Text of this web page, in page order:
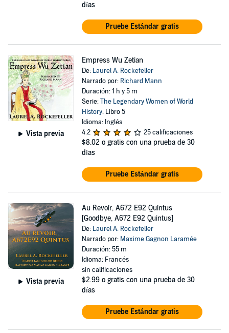
días
Pruebe Estándar gratis
Vista previa
Empress Wu Zetian
De: Laurel A. Rockefeller
Narrado por: Richard Mann
Duración: 1 h y 5 m
Serie:The Legendary Women of World
History, Libro 5
Idioma: Inglés
4.2
25 calificaciones
$8.02 o gratis con una prueba de 30
días
Pruebe Estándar gratis
Vista previa
Au Revoir, A672 E92 Quintus
[Goodbye, A672 E92 Quintus]
De: Laurel A. Rockefeller
Narrado por: Maxime Gagnon Laramée
Duración: 55 m
Idioma: Francés
sin calificaciones
$2.99 o gratis con una prueba de 30
días
Pruebe Estándar gratis